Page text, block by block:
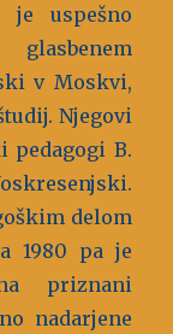
uspešno
v Moskvi,
Njegovi
B.
delom
1980 pa je
priznani
nadarjene